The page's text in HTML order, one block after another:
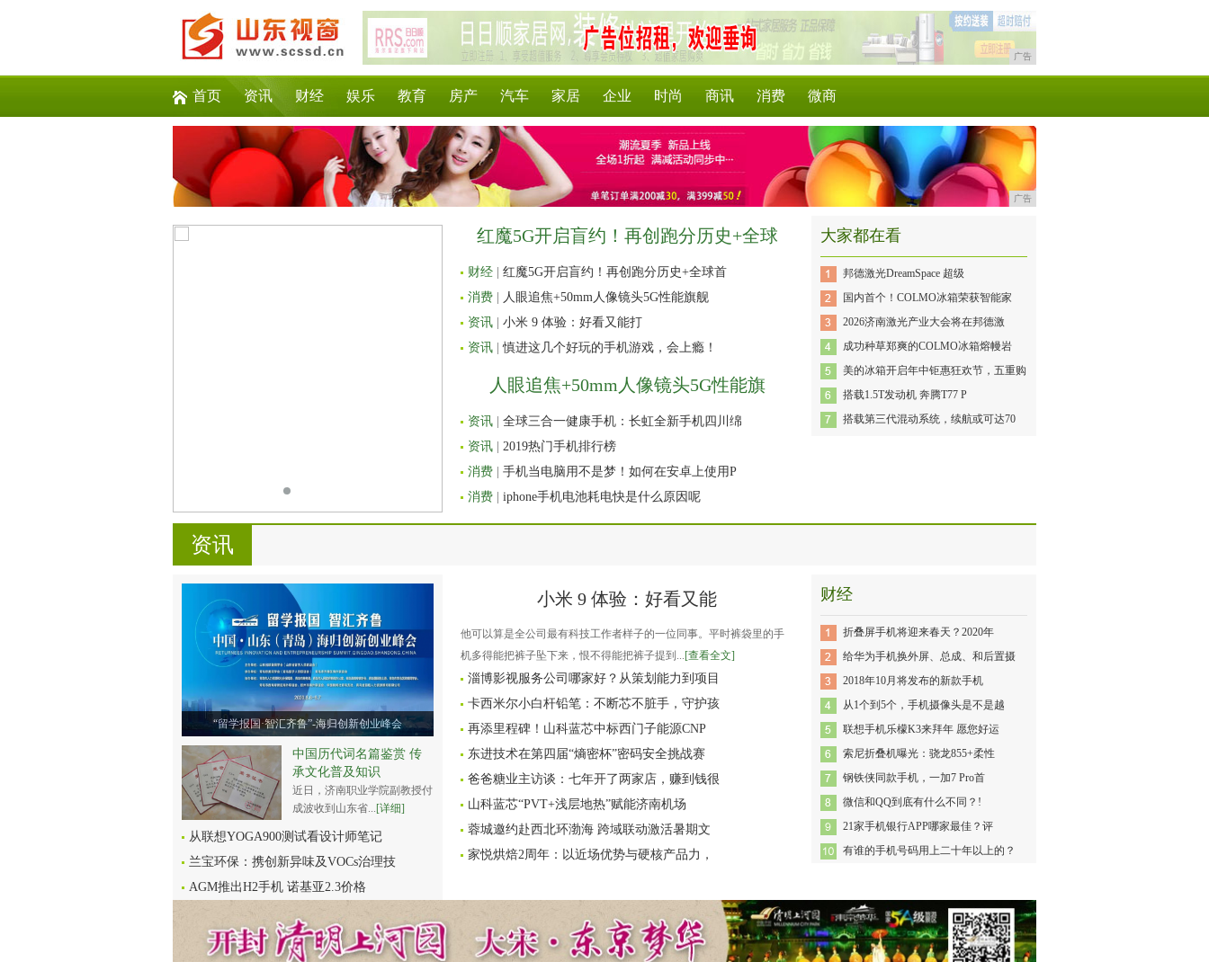
广告
首页 资讯 财经 娱乐 教育 房产 汽车 家居 企业 时尚 商讯 消费 微商
广告
红魔5G开启盲约！再创跑分历史+全球
财经
红魔5G开启盲约！再创跑分历史+全球首
消费
人眼追焦+50mm人像镜头5G性能旗舰
资讯
小米 9 体验：好看又能打
资讯 |慎进这几个好玩的手机游戏，会上瘾！
人眼追焦+50mm人像镜头5G性能旗
资讯
全球三合一健康手机：长虹全新手机四川绵
资讯
2019热门手机排行榜
消费
手机当电脑用不是梦！如何在安卓上使用P
消费
iphone手机电池耗电快是什么原因呢
大家都在看
邦德激光DreamSpace 超级
国内首个！COLMO冰箱荣获智能家
2026济南激光产业大会将在邦德激
成功种草郑爽的COLMO冰箱熔幔岩
美的冰箱开启年中钜惠狂欢节，五重购
搭载1.5T发动机 奔腾T77 P
搭载第三代混动系统，续航或可达70
资讯
“留学报国·智汇齐鲁”-海归创新创业峰会
中国历代词名篇鉴赏 传
承文化普及知识
近日，济南职业学院副教授付
成波收到山东省...[详细]
从联想YOGA900测试看设计师笔记
兰宝环保：携创新异味及VOCs治理技
AGM推出H2手机 诺基亚2.3价格
小米 9 体验：好看又能
他可以算是全公司最有科技工作者样子的一位同事。平时裤袋里的手
机多得能把裤子坠下来，恨不得能把裤子提到...[查看全文]
淄博影视服务公司哪家好？从策划能力到项目
卡西米尔小白杆铅笔：不断芯不脏手，守护孩
再添里程碑！山科蓝芯中标西门子能源CNP
东进技术在第四届“熵密杯”密码安全挑战赛
爸爸糖业主访谈：七年开了两家店，赚到钱很
山科蓝芯“PVT+浅层地热”赋能济南机场
蓉城邀约赴西北环渤海 跨域联动激活暑期文
家悦烘焙2周年：以近场优势与硬核产品力，
财经
折叠屏手机将迎来春天？2020年
给华为手机换外屏、总成、和后置摄
2018年10月将发布的新款手机
从1个到5个，手机摄像头是不是越
联想手机乐檬K3来拜年 愿您好运
索尼折叠机曝光：骁龙855+柔性
钢铁侠同款手机，一加7 Pro首
微信和QQ到底有什么不同？!
21家手机银行APP哪家最佳？评
有谁的手机号码用上二十年以上的？